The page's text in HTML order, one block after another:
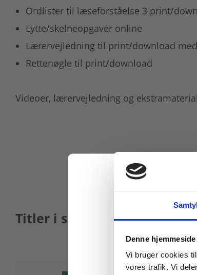
Denne
Vi bruger cookies
vores trafik. Vi
Ordlister til læseforståelse 3 print/
Lytte/skelneopgaver online
Lærervejledning til print/download
Rettenøgle til print/download
Videoer, lærervejledning og
Titler i serien
Køb læremidler